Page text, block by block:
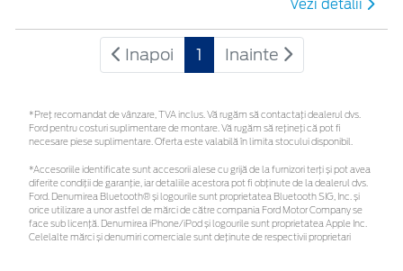
Vezi detalii
Inapoi 1 Inainte
*Preţ recomandat de vânzare, TVA inclus. Vă rugăm să contactaţi dealerul dvs.
Ford pentru costuri suplimentare de montare. Vă rugăm să rețineți că pot fi
necesare piese suplimentare. Oferta este valabilă în limita stocului disponibil.
*Accesoriile identificate sunt accesorii alese cu grijă de la furnizori terți și pot avea
diferite condiții de garanție, iar detaliile acestora pot fi obținute de la dealerul dvs.
Ford. Denumirea Bluetooth® și logourile sunt proprietatea Bluetooth SIG, Inc. și
orice utilizare a unor astfel de mărci de către compania Ford Motor Company se
face sub licență. Denumirea iPhone/iPod și logourile sunt proprietatea Apple Inc.
Celelalte mărci și denumiri comerciale sunt deținute de respectivii proprietari